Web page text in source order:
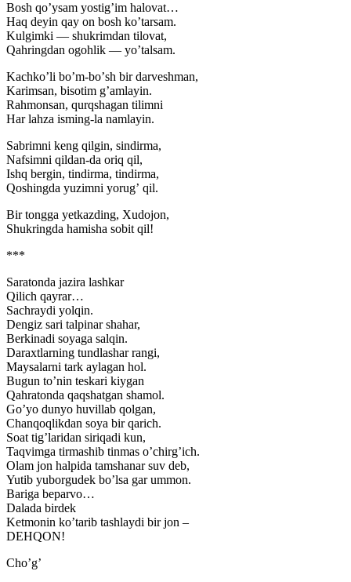
Bosh qoʼysam yostigʼim halovat…
Haq deyin qay on bosh koʼtarsam.
Kulgimki — shukrimdan tilovat,
Qahringdan ogohlik — yoʼtalsam.
Kachkoʼli boʼm-boʼsh bir darveshman,
Karimsan, bisotim gʼamlayin.
Rahmonsan, qurqshagan tilimni
Har lahza isming-la namlayin.
Sabrimni keng qilgin, sindirma,
Nafsimni qildan-da oriq qil,
Ishq bergin, tindirma, tindirma,
Qoshingda yuzimni yorugʼ qil.
Bir tongga yetkazding, Xudojon,
Shukringda hamisha sobit qil!
***
Saratonda jazira lashkar
Qilich qayrar…
Sachraydi yolqin.
Dengiz sari talpinar shahar,
Berkinadi soyaga salqin.
Daraxtlarning tundlashar rangi,
Maysalarni tark aylagan hol.
Bugun toʼnin teskari kiygan
Qahratonda qaqshatgan shamol.
Goʼyo dunyo huvillab qolgan,
Chanqoqlikdan soya bir qarich.
Soat tigʼlaridan siriqadi kun,
Taqvimga tirmashib tinmas oʼchirgʼich.
Olam jon halpida tamshanar suv deb,
Yutib yuborgudek boʼlsa gar ummon.
Bariga beparvo…
Dalada birdek
Ketmonin koʼtarib tashlaydi bir jon –
DEHQON!
Choʼgʼ